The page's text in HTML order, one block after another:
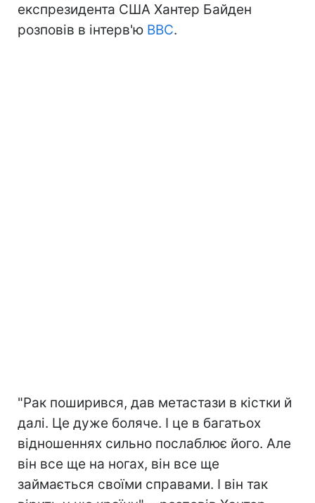
експрезидента США Хантер Байден
розповів в інтерв'ю BBC.
"Рак поширився, дав метастази в кістки й
далі. Це дуже боляче. І це в багатьох
відношеннях сильно послаблює його. Але
він все ще на ногах, він все ще
займається своїми справами. І він так